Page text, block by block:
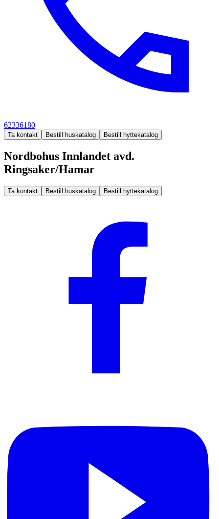
62336180
Ta kontakt Bestill huskatalog Bestill hyttekatalog
Nordbohus Innlandet avd.
Ringsaker/Hamar
Ta kontakt Bestill huskatalog Bestill hyttekatalog